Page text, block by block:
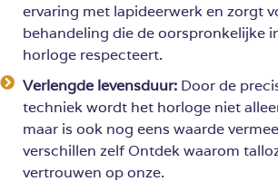
ervaring met lapideerwerk en zorgt
behandeling die de oorspronkelijke
horloge respecteert.
Verlengde levensduur: Door de
techniek wordt het horloge niet
maar is ook nog eens waarde
verschillen zelf Ontdek waarom
vertrouwen op onze.